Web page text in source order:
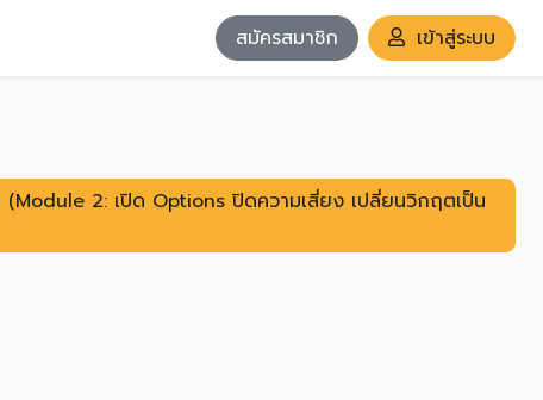
สมัครสมาชิก เข้าสู่ระบบ
2: เปิด Options ปิดความเสี่ยง เปลี่ยนวิกฤตเป็น